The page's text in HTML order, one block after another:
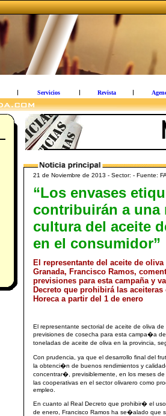
Servicios Revista
21 de Noviembre de 2013 - Sector: - Fuente:
“Los envases
contribuirán a una
cultura del aceite
en el consumidor”
El representante del aceite de oliva
Granada, Francisco Ramos,
previsiones para esta campaña y
Decreto que prohibirá las aceiteras
Horeca a partir del 1 de enero
El representante sectorial de aceite de oliva
previsiones de cosecha para esta campa�a
toneladas de aceite de oliva en la provincia,
Con prudencia, ya que el desarrollo final del
la obtenci�n de buenos rendimientos y
concentrar�, previsiblemente, en los meses
las cooperativas en el sector olivarero como
empleo.
En cuanto al Real Decreto que prohibir� el
de enero, Francisco Ramos ha se�alado que